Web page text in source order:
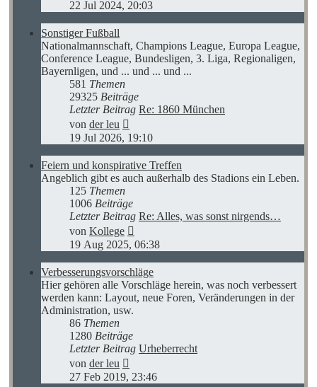
22 Jul 2024, 20:03
Sonstiger Fußball
Nationalmannschaft, Champions League, Europa League,
Conference League, Bundesligen, 3. Liga, Regionaligen,
Bayernligen, und ... und ... und ...
581 Themen
29325 Beiträge
Letzter Beitrag Re: 1860 München
von der leu
Beitrag
19 Jul 2026, 19:10
Feiern und konspirative Treffen
Angeblich gibt es auch außerhalb des Stadions ein Leben.
125 Themen
1006 Beiträge
Letzter Beitrag Re: Alles, was sonst nirgends…
von Kollege
Beitrag
19 Aug 2025, 06:38
Verbesserungsvorschläge
Hier gehören alle Vorschläge herein, was noch verbessert
werden kann: Layout, neue Foren, Veränderungen in der
Administration, usw.
86 Themen
1280 Beiträge
Letzter Beitrag Urheberrecht
von der leu
Beitrag
27 Feb 2019, 23:46